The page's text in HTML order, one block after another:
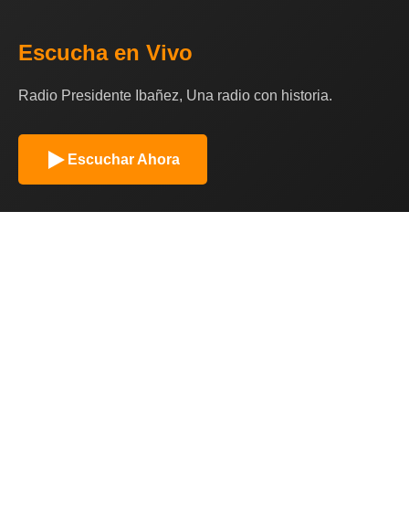
Escucha en Vivo
Radio Presidente Ibañez, Una radio con historia.
Escuchar Ahora